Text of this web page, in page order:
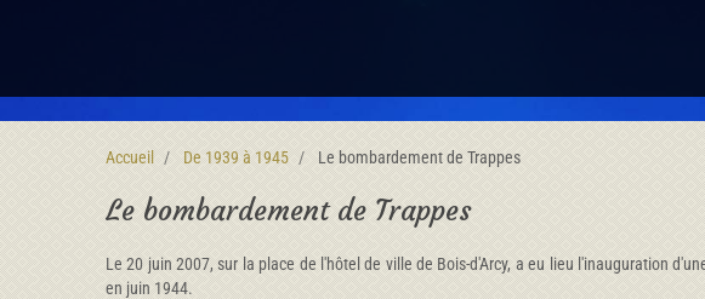
Accueil De 1939 à 1945 Le bombardement de Trappes
Le bombardement de Trappes
Le 20 juin 2007, sur la place de l'hôtel de ville de Bois-d'Arcy, a eu lieu l'inauguration
en juin 1944.